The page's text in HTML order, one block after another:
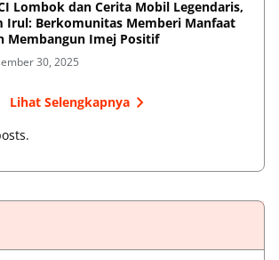
Lombok dan Cerita Mobil Legendaris,
Irul: Berkomunitas Memberi Manfaat
Membangun Imej Positif
30, 2025
Lihat Selengkapnya